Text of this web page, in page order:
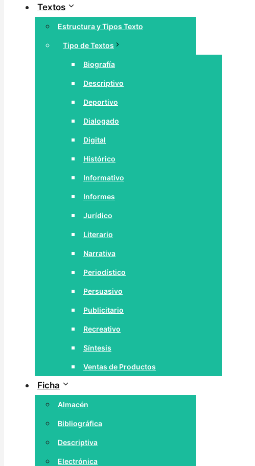
Textos
Estructura y Tipos Texto
Tipo de Textos
Biografía
Descriptivo
Deportivo
Dialogado
Digital
Histórico
Informativo
Informes
Jurídico
Literario
Narrativa
Periodístico
Persuasivo
Publicitario
Recreativo
Síntesis
Ventas de Productos
Ficha
Almacén
Bibliográfica
Descriptiva
Electrónica